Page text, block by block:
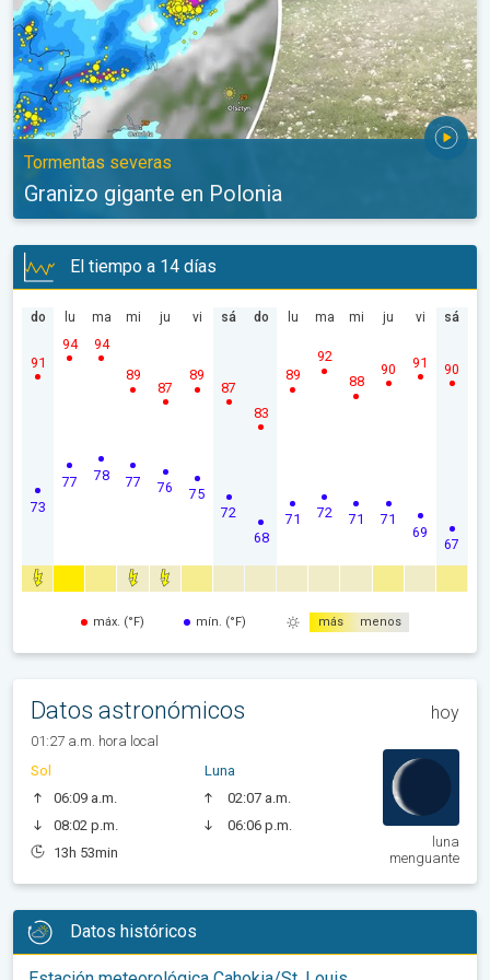
Tormentas severas
Granizo gigante en Polonia
El tiempo a 14 días
do
73
91
lu
77
94
ma
78
94
mi
77
89
ju
76
87
vi
75
89
sá
72
87
do
68
83
lu
71
89
ma
72
92
mi
71
88
ju
71
90
vi
69
91
sá
67
90
máx. (°F) mín. (°F) más menos
Datos astronómicos hoy
01:27 a.m. hora local
Sol
06:09 a.m.
08:02 p.m.
13h 53min
Luna
02:07 a.m.
06:06 p.m.
luna
menguante
Datos históricos